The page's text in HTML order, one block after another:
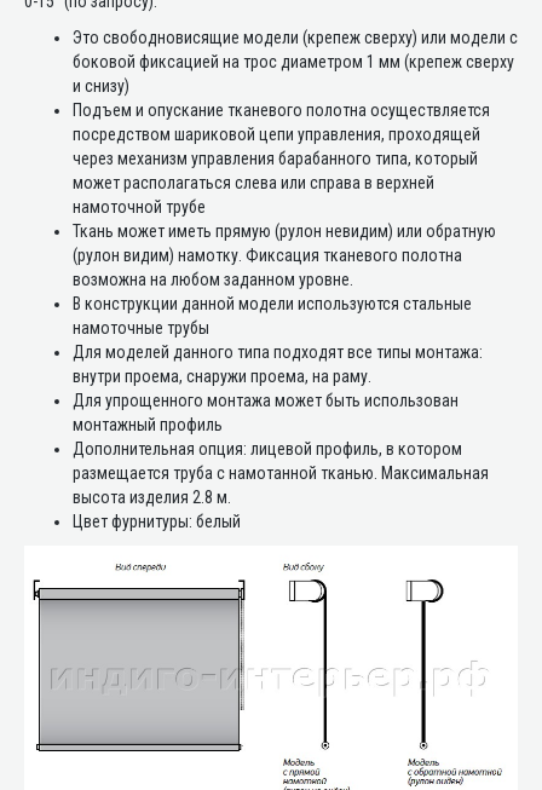
Это свободновисящие модели (крепеж сверху) или модели с
боковой фиксацией на трос диаметром 1 мм (крепеж сверху
и снизу)
Подъем и опускание тканевого полотна осуществляется
посредством шариковой цепи управления, проходящей
через механизм управления барабанного типа, который
может располагаться слева или справа в верхней
намоточной трубе
Ткань может иметь прямую (рулон невидим) или обратную
(рулон видим) намотку. Фиксация тканевого полотна
возможна на любом заданном уровне.
В конструкции данной модели используются стальные
намоточные трубы
Для моделей данного типа подходят все типы монтажа:
внутри проема, снаружи проема, на раму.
Для упрощенного монтажа может быть использован
монтажный профиль
Дополнительная опция: лицевой профиль, в котором
размещается труба с намотанной тканью. Максимальная
высота изделия 2.8 м.
Цвет фурнитуры: белый